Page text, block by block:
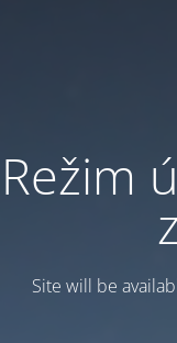
Režim
Site will be